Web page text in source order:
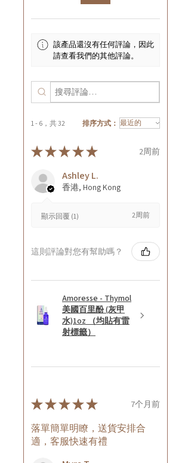
該產品還沒有任何評論，因此
請查看我們的其他評論。
1 - 6，共 32 排序方式：
★★★★★ 2周前
Ashley L.
香港, Hong Kong
顯示回覆 (1) 2周前
這則評論對您有幫助嗎？
Amoresse - Thymol
美國百里酚 (灰甲
水)1oz （均貼有雷
射標籤）
★★★★★ 7个月前
落單簡單明瞭，送貨安排合
適，客服快速有禮